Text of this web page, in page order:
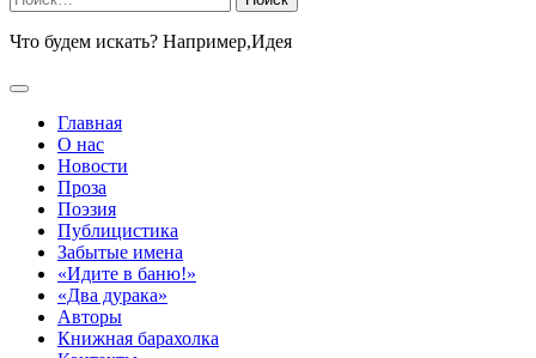
Что будем искать? Например,Идея
Главная
О нас
Новости
Проза
Поэзия
Публицистика
Забытые имена
«Идите в баню!»
«Два дурака»
Авторы
Книжная барахолка